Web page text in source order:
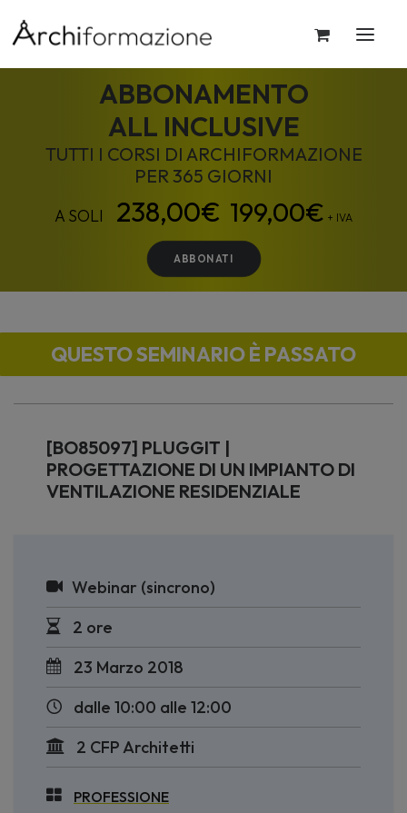
ABBONAMENTO
ALL INCLUSIVE
TUTTI I CORSI DI ARCHIFORMAZIONE
PER 365 GIORNI
199,00€ + IVA
ABBONATI
QUESTO SEMINARIO È PASSATO
[BO85097] PLUGGIT |
PROGETTAZIONE DI UN IMPIANTO DI
VENTILAZIONE RESIDENZIALE
Webinar (sincrono)
2 ore
23 Marzo 2018
dalle 10:00 alle 12:00
2 CFP Architetti
PROFESSIONE